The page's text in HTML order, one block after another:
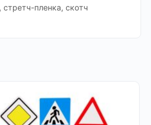
стретч-пленка, скотч